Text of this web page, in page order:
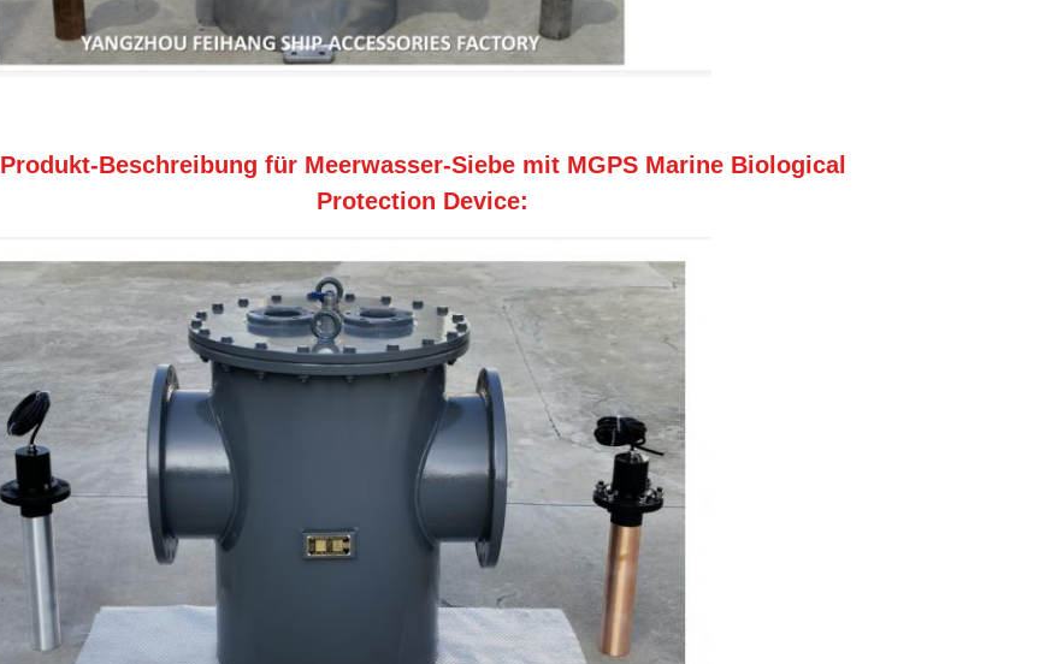
Produkt-Beschreibung für Meerwasser-Siebe mit MGPS Marine Biological
Protection Device: